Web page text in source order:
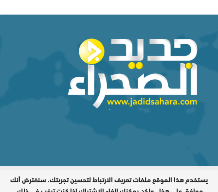
المدير المسؤول : اشكيريد مصطفى /
جميع الحقوق محفوظة © 2026
يستخدم هذا الموقع ملفات تعريف الارتباط لتحسين تجربتك. سنفترض أنك